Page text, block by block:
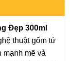
Đẹp 300ml
thuật gốm tử
mạnh mẽ và